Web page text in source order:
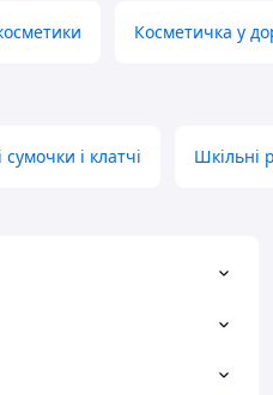
Косметичка у
сумочки і клатчі Шкільні